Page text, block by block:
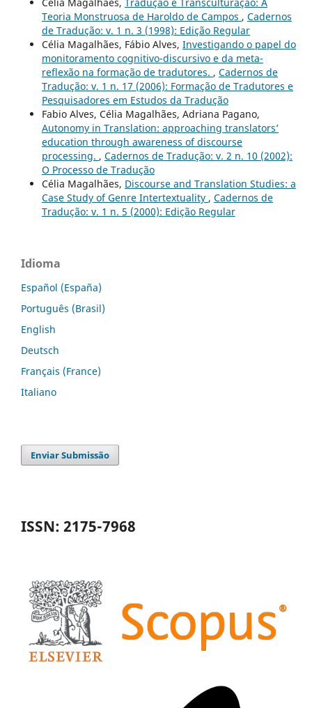
Teoria Monstruosa de Haroldo de Campos , Cadernos
de Tradução: v. 1 n. 3 (1998): Edição Regular
Célia Magalhães, Fábio Alves, Investigando o papel do
monitoramento cognitivo-discursivo e da meta-
reflexão na formação de tradutores. , Cadernos de
Tradução: v. 1 n. 17 (2006): Formação de Tradutores e
Pesquisadores em Estudos da Tradução
Fabio Alves, Célia Magalhães, Adriana Pagano,
Autonomy in Translation: approaching translators’
education through awareness of discourse
processing. , Cadernos de Tradução: v. 2 n. 10 (2002):
O Processo de Tradução
Célia Magalhães, Discourse and Translation Studies: a
Case Study of Genre Intertextuality , Cadernos de
Tradução: v. 1 n. 5 (2000): Edição Regular
Idioma
Español (España)
Português (Brasil)
English
Deutsch
Français (France)
Italiano
Enviar Submissão
ISSN: 2175-7968